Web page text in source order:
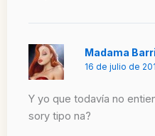
Madama
16 de julio de
Y yo que todavía no
sory tipo na?